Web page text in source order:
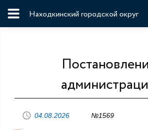
Находкинский городской округ
04.08.2026 №1569